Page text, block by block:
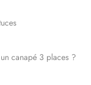
canapé 3 places ?